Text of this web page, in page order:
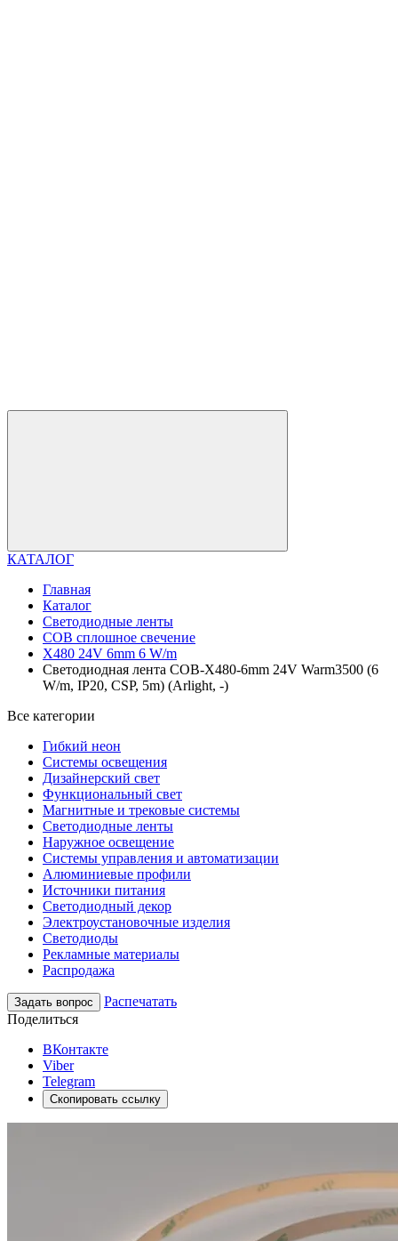
КАТАЛОГ
Главная
Каталог
Светодиодные ленты
COB сплошное свечение
X480 24V 6mm 6 W/m
Светодиодная лента COB-X480-6mm 24V Warm3500 (6
W/m, IP20, CSP, 5m) (Arlight, -)
Все категории
Гибкий неон
Системы освещения
Дизайнерский свет
Функциональный свет
Магнитные и трековые системы
Светодиодные ленты
Наружное освещение
Системы управления и автоматизации
Алюминиевые профили
Источники питания
Светодиодный декор
Электроустановочные изделия
Светодиоды
Рекламные материалы
Распродажа
Задать вопрос
Распечатать
Поделиться
ВКонтакте
Viber
Telegram
Скопировать ссылку